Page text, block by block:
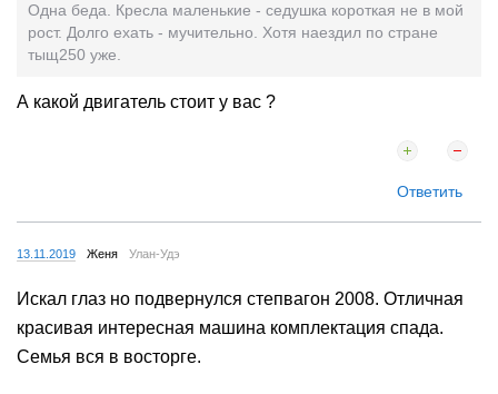
Одна беда. Кресла маленькие - седушка короткая не в мой
рост. Долго ехать - мучительно. Хотя наездил по стране
тыщ250 уже.
А какой двигатель стоит у вас ?
Ответить
13.11.2019 Женя Улан-Удэ
Искал глаз но подвернулся степвагон 2008. Отличная
красивая интересная машина комплектация спада.
Семья вся в восторге.